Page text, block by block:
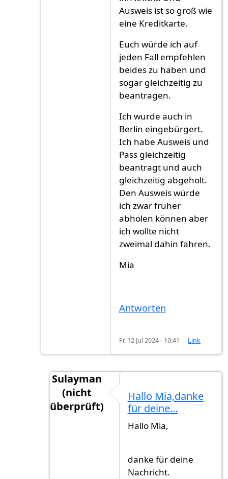
Ausweis ist so groß wie
eine Kreditkarte.
Euch würde ich auf
jeden Fall empfehlen
beides zu haben und
sogar gleichzeitig zu
beantragen.
Ich wurde auch in
Berlin eingebürgert.
Ich habe Ausweis und
Pass gleichzeitig
beantragt und auch
gleichzeitig abgeholt.
Den Ausweis würde
ich zwar früher
abholen können aber
ich wollte nicht
zweimal dahin fahren.
Mia
Antworten
Fr. 12 Jul 2024 - 10:41 Link
Sulayman
(nicht
überprüft)
REISEpass ist nicht Ausweis
Hallo Mia,danke
für deine…
Hallo Mia,
danke für deine
Nachricht.